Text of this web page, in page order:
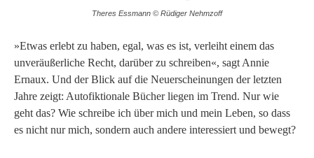
Theres Essmann © Rüdiger Nehmzoff
»Etwas erlebt zu haben, egal, was es ist, verleiht einem das
unveräußerliche Recht, darüber zu schreiben«, sagt Annie
Ernaux. Und der Blick auf die Neuerscheinungen der letzten
Jahre zeigt: Autofiktionale Bücher liegen im Trend. Nur wie
geht das? Wie schreibe ich über mich und mein Leben, so dass
es nicht nur mich, sondern auch andere interessiert und bewegt?